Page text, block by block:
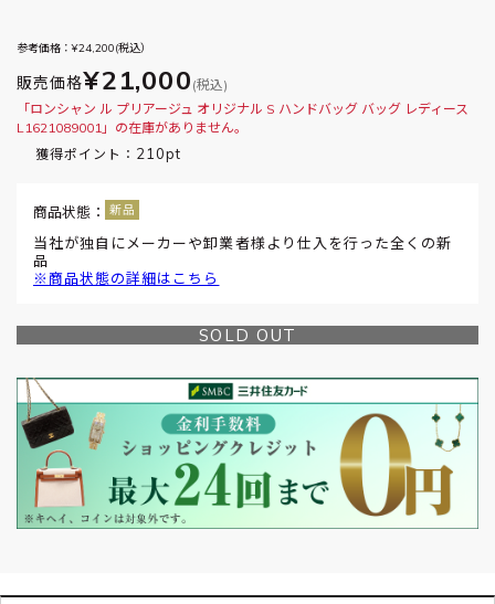
参考価格：¥24,200(税込）
販売価格¥21,000 (税込)
「ロンシャン ル プリアージュ オリジナル S ハンドバッグ バッグ レディース
L1621089001」の在庫がありません。
獲得ポイント： 210pt
商品状態：
当社が独自にメーカーや卸業者様より仕入を行った全くの新
品
※商品状態の詳細はこちら
SOLD OUT